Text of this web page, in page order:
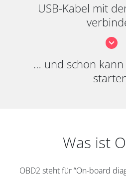
USB-Kabel mit
… und schon
Was ist
OBD2 steht für “On-board